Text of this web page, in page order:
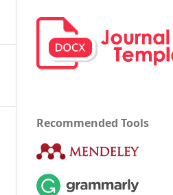
Recommended Tools